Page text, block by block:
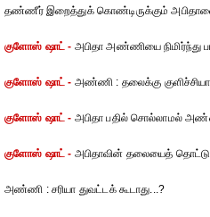
தண்ணீர் இறைத்துக் கொண்டிருக்கும்
குளோஸ் ஷாட் - அபிதா அண்ணியை நிமிர்ந்து
குளோஸ் ஷாட் - அண்ணி : தலைக்கு
குளோஸ் ஷாட் - அபிதா பதில் சொல்லாமல்
குளோஸ் ஷாட் - அபிதாவின் தலையைத்
அண்ணி : சரியா துவட்டக் கூடாது...?